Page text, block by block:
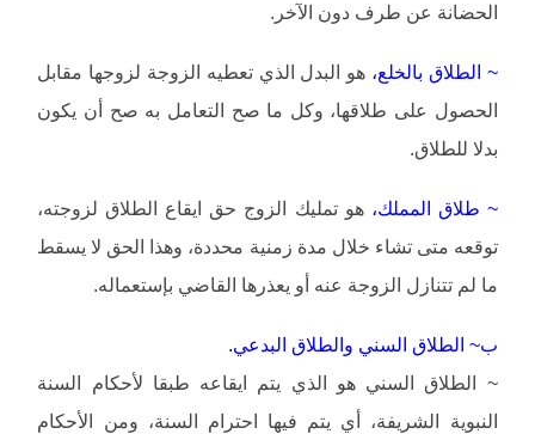
الحضانة عن طرف دون الآخر.
~ الطلاق بالخلع، هو البدل الذي تعطيه الزوجة لزوجها مقابل
الحصول على طلاقها، وكل ما صح التعامل به صح أن يكون
بدلا للطلاق.
~ طلاق المملك، هو تمليك الزوج حق ايقاع الطلاق لزوجته،
توقعه متى تشاء خلال مدة زمنية محددة، وهذا الحق لا يسقط
ما لم تتنازل الزوجة عنه أو يعذرها القاضي بإستعماله.
ب~ الطلاق السني والطلاق البدعي.
~ الطلاق السني هو الذي يتم ايقاعه طبقا لأحكام السنة
النبوية الشريفة، أي يتم فيها احترام السنة، ومن الأحكام